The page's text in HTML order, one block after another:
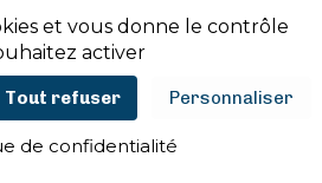
et vous donne le contrôle
activer
Tout refuser Personnaliser
de confidentialité